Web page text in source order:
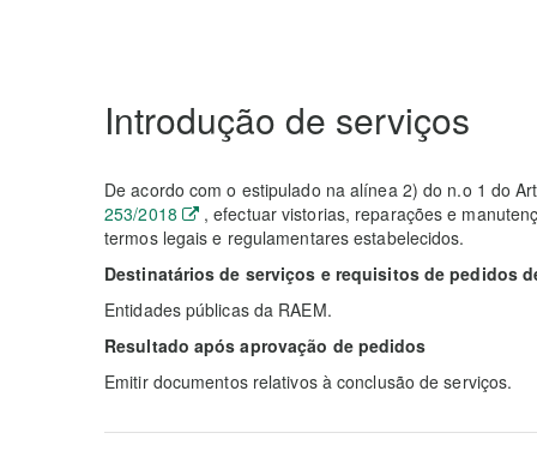
Introdução de serviços
De acordo com o estipulado na alínea 2) do n.o 1 do
253/2018
, efectuar vistorias, reparações e
termos legais e regulamentares estabelecidos.
Destinatários de serviços e requisitos de pedidos
Entidades públicas da RAEM.
Resultado após aprovação de pedidos
Emitir documentos relativos à conclusão de serviços.